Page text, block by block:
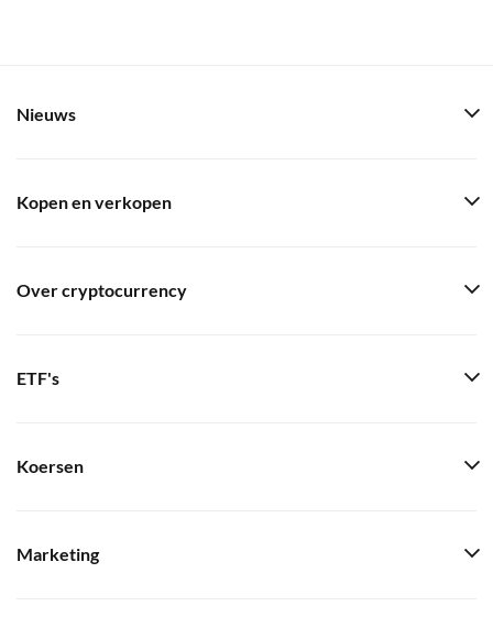
Nieuws
Kopen en verkopen
Over cryptocurrency
ETF's
Koersen
Marketing